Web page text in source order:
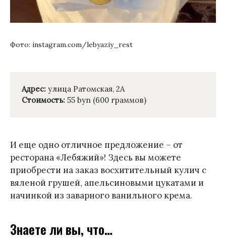
Фото: instagram.com/lebyaziy_rest
Адрес: улица Ратомская, 2А
Стоимость: 55 byn (600 граммов)
И еще одно отличное предложение – от
ресторана «Лебяжий»! Здесь вы можете
приобрести на заказ восхитительный кулич с
вяленой грушей, апельсиновыми цукатами и
начинкой из заварного ванильного крема.
Знаете ли вы, что…